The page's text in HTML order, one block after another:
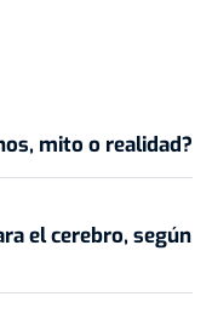
mito o realidad?
el cerebro, según